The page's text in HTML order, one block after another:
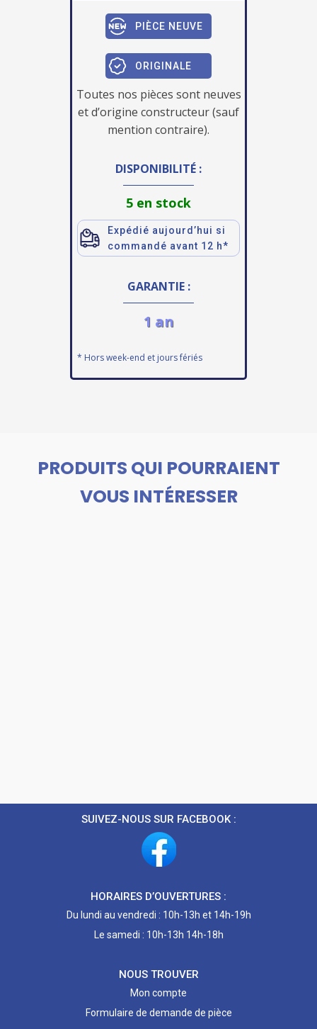
PIÈCE NEUVE
ORIGINALE
Toutes nos pièces sont neuves
et d’origine constructeur (sauf
mention contraire).
DISPONIBILITÉ :
5 en stock
Expédié aujourd’hui si
commandé avant 12 h*
GARANTIE :
1 an
* Hors week-end et jours fériés
PRODUITS QUI POURRAIENT
VOUS INTÉRESSER
SUIVEZ-NOUS SUR FACEBOOK :
HORAIRES D’OUVERTURES :
Du lundi au vendredi : 10h-13h et 14h-19h
Le samedi : 10h-13h 14h-18h
NOUS TROUVER
Mon compte
Formulaire de demande de pièce